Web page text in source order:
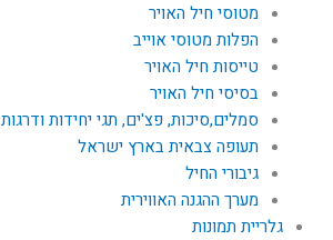
מטוסי חיל האויר
הפלות מטוסי אוייב
טייסות חיל האויר
בסיסי חיל האויר
סמלים,סיכות, פצ'ים, תגי יחידות
תעופה צבאית בארץ ישראל
גיבורי החיל
מערך ההגנה האווירית
גלריית תמונות